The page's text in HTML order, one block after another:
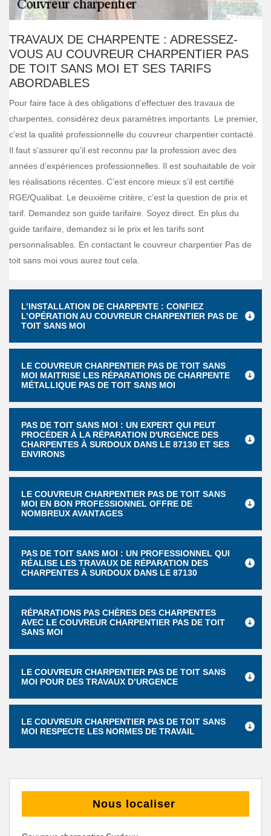
TRAVAUX DE CHARPENTE : ADRESSEZ-
VOUS AU COUVREUR CHARPENTIER PAS
DE TOIT SANS MOI ET SES TARIFS
ABORDABLES
Pour faire face à des obligations d’effectuer des travaux de
charpentes, considérez deux paramètres importants. Le premier,
c’est la qualité professionnelle du couvreur charpentier contacté.
Il faut s’assurer qu’il est reconnu par la profession avec des
années d’expériences professionnelles. Il est souhaitable de voir
les réalisations récentes. C’est encore mieux s’il est certifié
RGE/Qualibat. Le deuxième critère, c’est la question de prix et
tarif. Demandez son guide tarifaire. Soyez direct. En plus du
guide tarifaire, demandez si le prix et les tarifs sont
personnalisables. En contactant le couvreur charpentier Pas de
toit sans moi vous aurez tout cela.
L’INSTALLATION DE CHARPENTE : CONFIEZ
L’OPÉRATION AU COUVREUR CHARPENTIER PAS DE
TOIT SANS MOI
LE COUVREUR CHARPENTIER PAS DE TOIT SANS
MOI MAITRISE LES RÉPARATIONS DE CHARPENTE
MÉTALLIQUE PAS DE TOIT SANS MOI
PAS DE TOIT SANS MOI : UN EXPERT QUI PEUT
PROCÉDER À LA RÉPARATION D'URGENCE DES
CHARPENTES À SURDOUX DANS LE 87130 ET SES
ENVIRONS
LE COUVREUR CHARPENTIER PAS DE TOIT SANS
MOI EN BON PROFESSIONNEL OFFRE DE
NOMBREUX AVANTAGES
PAS DE TOIT SANS MOI : UN PROFESSIONNEL QUI
RÉALISE LES TRAVAUX DE RÉPARATION DES
CHARPENTES À SURDOUX DANS LE 87130
RÉPARATIONS PAS CHÈRES DES CHARPENTES
AVEC LE COUVREUR CHARPENTIER PAS DE TOIT
SANS MOI
LE COUVREUR CHARPENTIER PAS DE TOIT SANS
MOI POUR DES TRAVAUX D’URGENCE
LE COUVREUR CHARPENTIER PAS DE TOIT SANS
MOI RESPECTE LES NORMES DE TRAVAIL
Nous localiser